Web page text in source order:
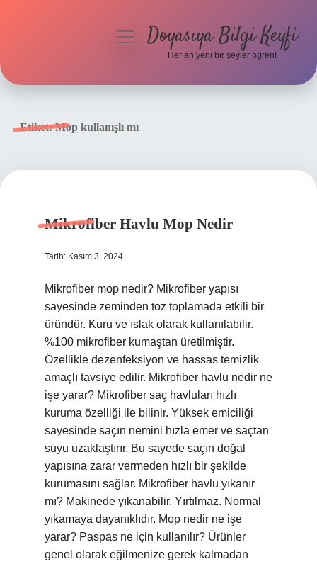
menüyüDoyasıya Bilgi Keyfi
Her an yeni bir şeyler öğren!
Etiket:Mop kullanışlı mı
Mikrofiber Havlu Mop Nedir
Tarih: Kasım 3, 2024
Mikrofiber mop nedir? Mikrofiber yapısı
sayesinde zeminden toz toplamada etkili bir
üründür. Kuru ve ıslak olarak kullanılabilir.
%100 mikrofiber kumaştan üretilmiştir.
Özellikle dezenfeksiyon ve hassas temizlik
amaçlı tavsiye edilir. Mikrofiber havlu nedir ne
işe yarar? Mikrofiber saç havluları hızlı
kuruma özelliği ile bilinir. Yüksek emiciliği
sayesinde saçın nemini hızla emer ve saçtan
suyu uzaklaştırır. Bu sayede saçın doğal
yapısına zarar vermeden hızlı bir şekilde
kurumasını sağlar. Mikrofiber havlu yıkanır
mı? Makinede yıkanabilir. Yırtılmaz. Normal
yıkamaya dayanıklıdır. Mop nedir ne işe
yarar? Paspas ne için kullanılır? Ürünler
genel olarak eğilmenize gerek kalmadan